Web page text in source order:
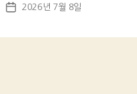
Post2026년 7월 8일